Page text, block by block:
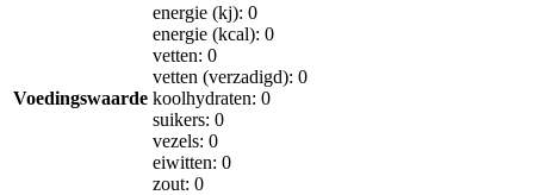
Voedingswaarde
energie (kj): 0
energie (kcal): 0
vetten: 0
vetten (verzadigd): 0
koolhydraten: 0
suikers: 0
vezels: 0
eiwitten: 0
zout: 0